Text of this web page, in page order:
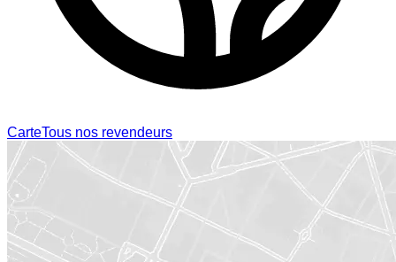
CarteTous nos revendeurs